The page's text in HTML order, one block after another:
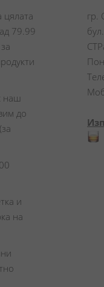
цялата
79.99
наш
до
и
на
гр.